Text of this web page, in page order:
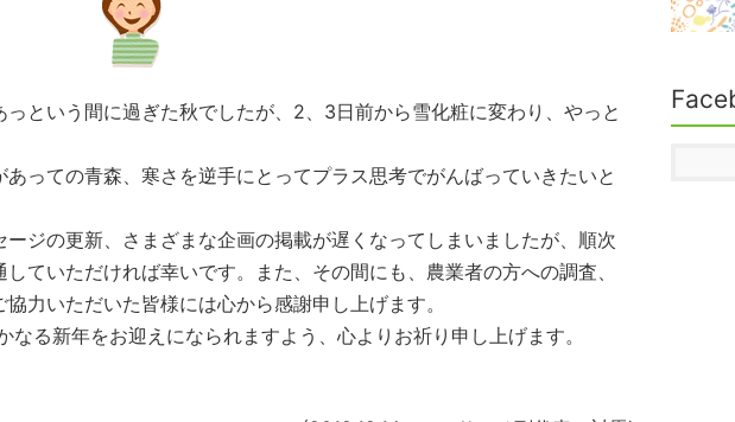
という間に過ぎた秋でしたが、2、3日前から雪化粧に変わり、やっと
っての青森、寒さを逆手にとってプラス思考でがんばっていきたいと
ジの更新、さまざまな企画の掲載が遅くなってしまいましたが、順次
ていただければ幸いです。また、その間にも、農業者の方への調査、
力いただいた皆様には心から感謝申し上げます。
る新年をお迎えになられますよう、心よりお祈り申し上げます。